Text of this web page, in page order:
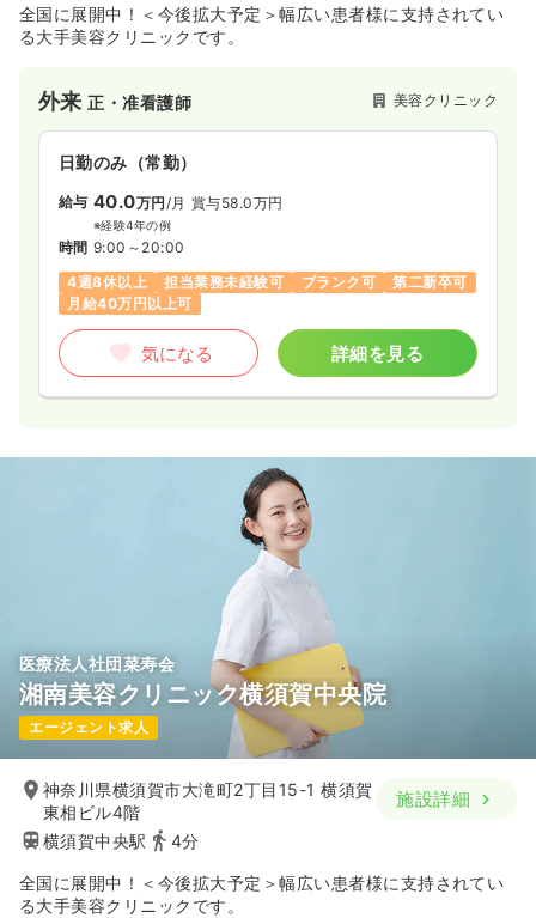
全国に展開中！＜今後拡大予定＞幅広い患者様に支持されてい
る大手美容クリニックです。
外来正・准看護師 美容クリニック
日勤のみ（常勤）
給与 40.0万円 /月 賞与58.0万円
※経験4年の例
時間 9:00～20:00
4週8休以上
担当業務未経験可 ブランク可
第二新卒可
月給40万円以上可
気になる 詳細を見る
医療法人社団菜寿会
湘南美容クリニック横須賀中央院
エージェント求人
神奈川県横須賀市大滝町2丁目15-1 横須賀
東相ビル4階
横須賀中央駅
4分
施設詳細
全国に展開中！＜今後拡大予定＞幅広い患者様に支持されてい
る大手美容クリニックです。